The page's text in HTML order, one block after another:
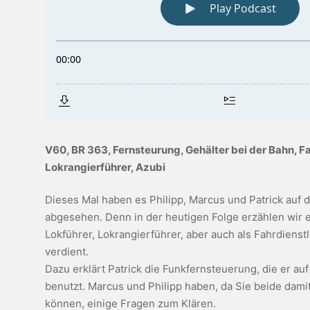
V60, BR 363, Fernsteurung, Gehälter bei der Bahn,
Lokrangierführer, Azubi
Dieses Mal haben es Philipp, Marcus und Patrick auf
abgesehen. Denn in der heutigen Folge erzählen wir
Lokführer, Lokrangierführer, aber auch als
verdient.
Dazu erklärt Patrick die Funkfernsteuerung, die er
benutzt. Marcus und Philipp haben, da Sie beide
können, einige Fragen zum Klären.